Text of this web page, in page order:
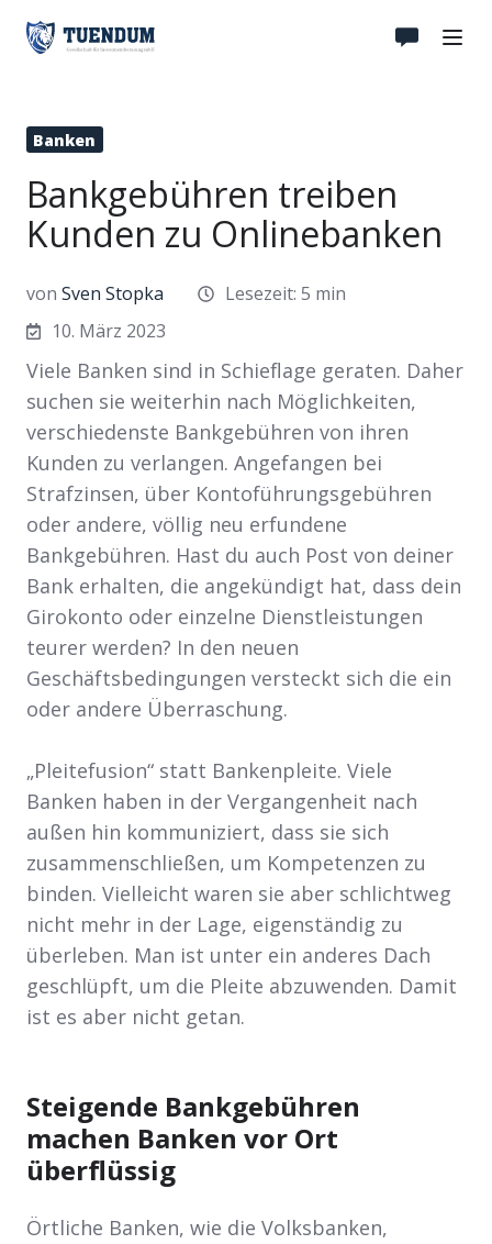
Banken
Bankgebühren treiben
Kunden zu Onlinebanken
von Sven Stopka
Lesezeit: 5 min
10. März 2023
Viele Banken sind in Schieflage geraten. Daher
suchen sie weiterhin nach Möglichkeiten,
verschiedenste Bankgebühren von ihren
Kunden zu verlangen. Angefangen bei
Strafzinsen, über Kontoführungsgebühren
oder andere, völlig neu erfundene
Bankgebühren. Hast du auch Post von deiner
Bank erhalten, die angekündigt hat, dass dein
Girokonto oder einzelne Dienstleistungen
teurer werden? In den neuen
Geschäftsbedingungen versteckt sich die ein
oder andere Überraschung.
„Pleitefusion“ statt Bankenpleite. Viele
Banken haben in der Vergangenheit nach
außen hin kommuniziert, dass sie sich
zusammenschließen, um Kompetenzen zu
binden. Vielleicht waren sie aber schlichtweg
nicht mehr in der Lage, eigenständig zu
überleben. Man ist unter ein anderes Dach
geschlüpft, um die Pleite abzuwenden. Damit
ist es aber nicht getan.
Steigende Bankgebühren
machen Banken vor Ort
überflüssig
Örtliche Banken, wie die Volksbanken,